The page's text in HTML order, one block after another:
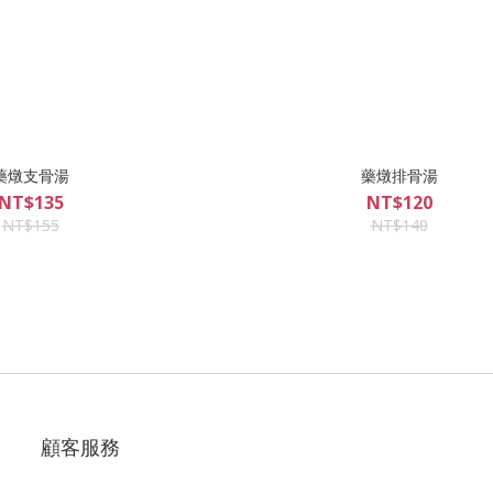
燉支骨湯
NT$155
藥燉排骨湯
NT$120
NT$140
顧客服務